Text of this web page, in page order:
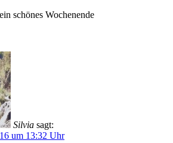
schönes Wochenende
Silvia sagt:
um 13:32 Uhr